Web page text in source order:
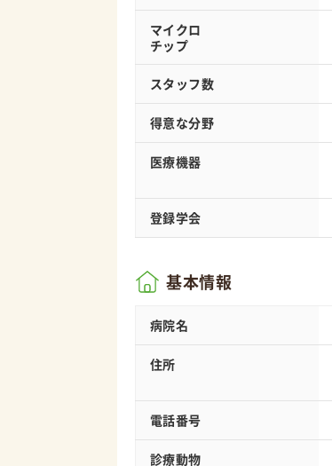
マイクロ
チップ
スタッフ数
得意な分野
医療機器
登録学会
基本情報
病院名
住所
電話番号
診療動物